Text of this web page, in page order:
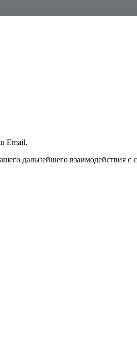
Email.
дальнейшего взаимодействия